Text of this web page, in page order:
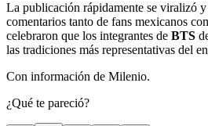
La publicación rápidamente se viralizó
comentarios tanto de fans mexicanos
celebraron que los integrantes de BTS
las tradiciones más representativas del
Con información de Milenio.
¿Qué te pareció?